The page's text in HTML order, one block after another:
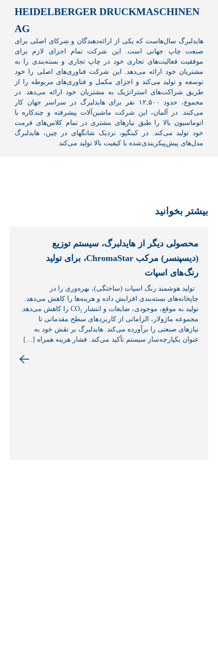
HEIDELBERGER DRUCKMASCHINEN
AG
هایدلبرگ سال‌هاست که یکی از ارائه‌دهندگان و شرکای اصلی برای
صنعت چاپ جهانی است. این شرکت تمام اجزای لازم برای
موفقیت فعالیت‌های تجاری خود در چاپ تجاری و بسته‌بندی را به
مشتریان خود ارائه می‌دهد. این شرکت فناوری‌های اصلی را خود
توسعه و تولید می‌کند و اجزای مکمل و فناوری‌های مربوطه را از
طریق شراکت‌های استراتژیک به مشتریان خود ارائه می‌دهد. در
مجموع، حدود ۱۲,۵۰۰ نفر برای هایدلبرگ در سراسر جهان کار
می‌کنند. در آلمان، این شرکت ماشین‌آلات پیشرفته و چندکاره با
اتوماسیون بالا را طبق نیازهای مشتری در تمام کلاس‌های فرمت
خود تولید می‌کند. در کینگپو، نزدیک شانگهای در چین، هایدلبرگ
مدل‌های پیش‌پیکربندی‌شده با کیفیت بالا تولید می‌کند.
بیشتر بخوانید
محصولی دیگر از هایدلبرگ، سیستم توزیع
(دیسپنسر) مرکب ChromaStar، برای تولید
رنگ‌های اسپات
تولید هوشمند رنگ اسپات (ساختگی)، بهره‌وری را در
چاپخانه‌های بسته‌بندی افزایش داده و هزینه‌ها را کاهش می‌دهد.
تولید به موقع، موجودی، ضایعات و انتشار CO₂ را کاهش می‌دهد.
مجموعه ماژولار، الزاماتی از کاربردهای سطح مقدماتی تا
نیازهای صنعتی را برآورده می‌کند. هایدلبرگ بر نقش خود به
عنوان یکپارچه‌ساز سیستم تأکید می‌کند. فشار هزینه همراه […]